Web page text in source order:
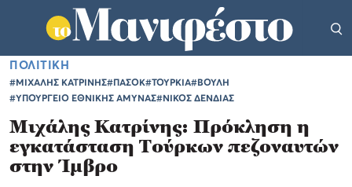
ΠΟΛΙΤΙΚΗ
#ΜΙΧΑΛΗΣ ΚΑΤΡΙΝΗΣ#ΠΑΣΟΚ#ΤΟΥΡΚΙΑ#ΒΟΥΛΗ
#ΥΠΟΥΡΓΕΙΟ ΕΘΝΙΚΗΣ ΑΜΥΝΑΣ#ΝΙΚΟΣ ΔΕΝΔΙΑΣ
Μιχάλης Κατρίνης: Πρόκληση η
εγκατάσταση Τούρκων πεζοναυτών
στην Ίμβρο